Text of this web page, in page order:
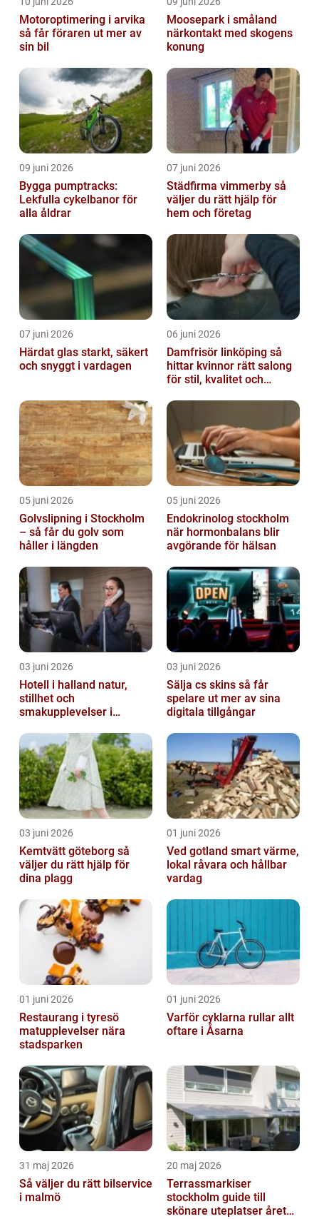
Motoroptimering i arvika
så får föraren ut mer av
sin bil
Moosepark i småland
närkontakt med skogens
konung
09 juni 2026
Bygga pumptracks:
Lekfulla cykelbanor för
alla åldrar
07 juni 2026
Städfirma vimmerby så
väljer du rätt hjälp för
hem och företag
07 juni 2026
Härdat glas starkt, säkert
och snyggt i vardagen
06 juni 2026
Damfrisör linköping så
hittar kvinnor rätt salong
för stil, kvalitet och
05 juni 2026
Golvslipning i Stockholm
– så får du golv som
håller i längden
05 juni 2026
Endokrinolog stockholm
när hormonbalans blir
avgörande för hälsan
03 juni 2026
Hotell i halland natur,
stillhet och
smakupplevelser i
03 juni 2026
Sälja cs skins så får
spelare ut mer av sina
digitala tillgångar
03 juni 2026
Kemtvätt göteborg så
väljer du rätt hjälp för
dina plagg
01 juni 2026
Ved gotland smart värme,
lokal råvara och hållbar
vardag
01 juni 2026
Restaurang i tyresö
matupplevelser nära
stadsparken
01 juni 2026
Varför cyklarna rullar allt
oftare i Åsarna
31 maj 2026
Så väljer du rätt bilservice
i malmö
20 maj 2026
Terrassmarkiser
stockholm guide till
skönare uteplatser året